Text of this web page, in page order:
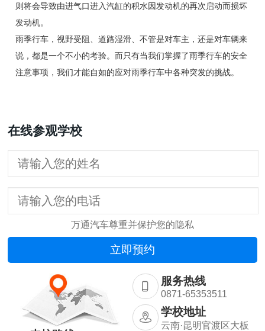
则将会导致由进气口进入汽缸的积水因发动机的再次启动而损坏
发动机。
雨季行车，视野受阻、道路湿滑、不管是对车主，还是对车辆来
说，都是一个不小的考验。而只有当我们掌握了雨季行车的安全
注意事项，我们才能自如的应对雨季行车中各种突发的挑战。
在线参观学校
万通汽车尊重并保护您的隐私
服务热线
0871-65353511
学校地址
云南·昆明官渡区大板